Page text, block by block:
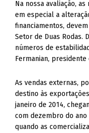
Na nossa avaliação,
em especial a
financiamentos,
Setor de Duas Rodas.
números de
Fermanian, presidente
As vendas externas,
destino às
janeiro de 2014,
com dezembro do ano
quando as